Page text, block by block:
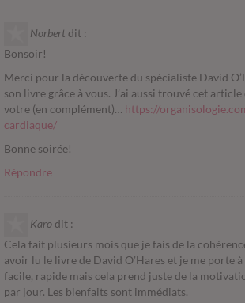
Norbert dit :
Bonsoir!
Merci pour la découverte du spécialiste David
son livre grâce à vous. J’ai aussi trouvé cet
votre (en complément)… https://
cardiaque/
Bonne soirée!
Répondre
Karo dit :
Cela fait plusieurs mois que je fais de la
avoir lu le livre de David O’Hares et je me porte à
facile, rapide mais cela prend juste de la
par jour. Les bienfaits sont immédiats.